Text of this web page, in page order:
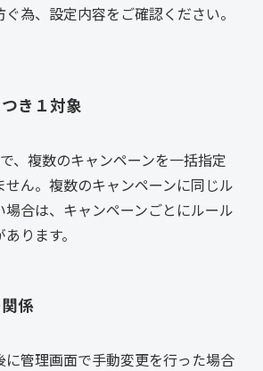
為、設定内容をご確認ください。
き１対象
、複数のキャンペーンを一括指定
せん。複数のキャンペーンに同じル
場合は、キャンペーンごとにルール
ります。
係
に管理画面で手動変更を行った場合